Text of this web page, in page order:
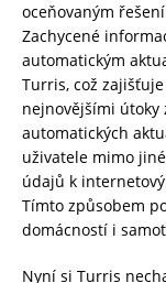
oceňovaným
Zachycené
automatickým
Turris, což
nejnovějšími útoky
automatických
uživatele mimo
údajů k
Tímto způsobem
domácností i
Nyní si Turris